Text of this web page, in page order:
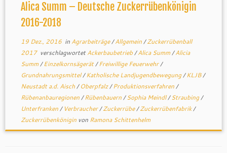
Alica Summ – Deutsche Zuckerrübenkönigin
2016-2018
19 Dez., 2016in Agrarbeiträge/Allgemein/Zuckerrübenball
2017 verschlagwortetAckerbaubetrieb/Alica Summ/Alicia
Summ/Einzelkornsägerät/Freiwillige Feuerwehr/
Grundnahrungsmittel/Katholische Landjugendbewegung/KLJB/
Neustadt a.d. Aisch/Oberpfalz/Produktionsverfahren/
Rübenanbauregionen/Rübenbauern/Sophia Meindl/Straubing/
Unterfranken/ Verbraucher/Zuckerrübe/Zuckerrübenfabrik/
Zuckerrübenkönigin von Ramona Schittenhelm